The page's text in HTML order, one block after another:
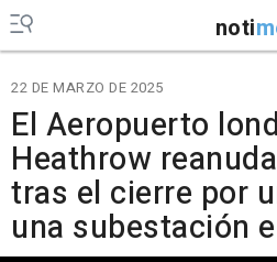
noti
22 DE MARZO DE 2025
El Aeropuerto
Heathrow
tras el cierre por
una subestación